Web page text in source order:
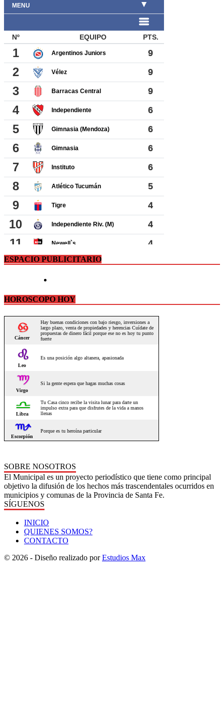
ESPACIO PUBLICITARIO
HOROSCOPO HOY
SOBRE NOSOTROS
El Municipal es un proyecto periodístico que tiene como principal
objetivo la difusión de los hechos más trascendentales ocurridos en
municipios y comunas de la Provincia de Santa Fe.
SÍGUENOS
INICIO
QUIENES SOMOS?
CONTACTO
© 2026 - Diseño realizado porEstudios Max